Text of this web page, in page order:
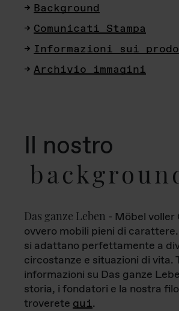
Background
Comunicati Stampa
Informazioni sui
Archivio immagini
Il nostro
Das ganze Leben - Möbel voller
ovvero mobili pieni di
si adattano perfettamente a
circostanze e situazioni di vita.
informazioni su Das ganze
storia, i fondatori e la nostra
troverete qui.